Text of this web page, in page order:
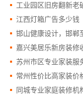
江西灯箱广告多少钱
嘉兴美居乐新房装修